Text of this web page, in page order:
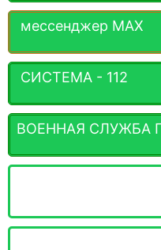
мессенджер MАХ
СИСТЕМА - 112
ВОЕННАЯ СЛУЖБА